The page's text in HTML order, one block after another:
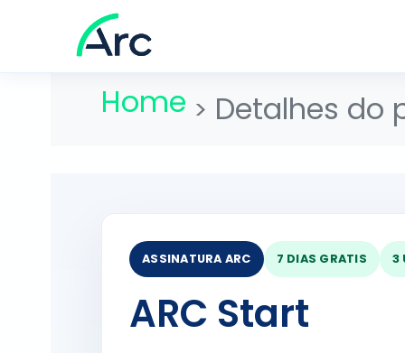
Home Detalhes do
ASSINATURA ARC 7 DIAS GRATIS 3
ARC Start